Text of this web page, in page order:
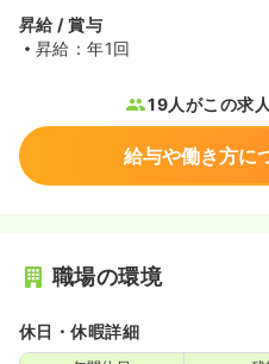
昇給 / 賞与
昇給：年1回
19人がこの求
給与や働き方に
職場の環境
休日・休暇詳細